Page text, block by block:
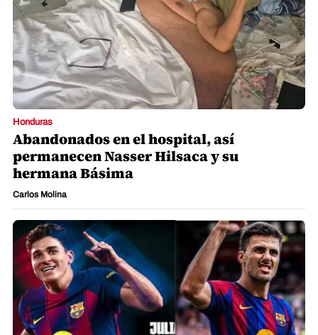
Honduras
Abandonados en el hospital, así
permanecen Nasser Hilsaca y su
hermana Básima
Carlos Molina